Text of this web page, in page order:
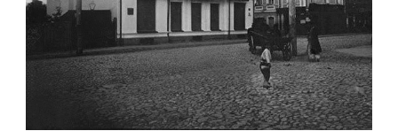
ФОТО ЖИТОМИРА 1905 ВУЛ.